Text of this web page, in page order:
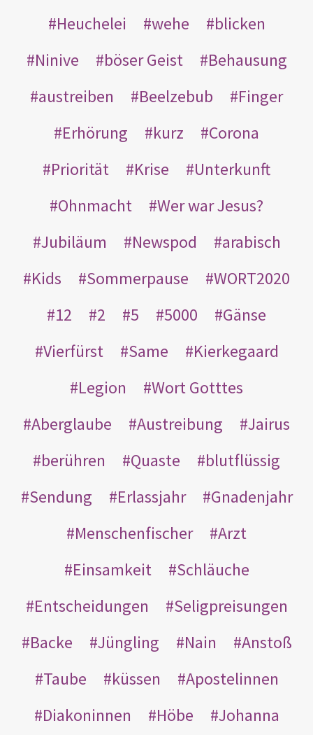
Heuchelei wehe
blicken
Ninive
böser Geist
Behausung
austreiben
Beelzebub
Finger
Erhörung
kurz
Corona
Priorität
Krise
Unterkunft
Ohnmacht
Wer war Jesus?
Jubiläum
Newspod
arabisch
Kids
Sommerpause
WORT2020
12
2 5 5000
Gänse
Vierfürst
Same
Kierkegaard
Legion
Wort Gotttes
Aberglaube
Austreibung
Jairus
berühren
Quaste
blutflüssig
Sendung
Erlassjahr
Gnadenjahr
Menschenfischer
Arzt
Einsamkeit
Schläuche
Entscheidungen
Seligpreisungen
Backe
Jüngling Nain
Anstoß
Taube
küssen
Apostelinnen
Diakoninnen
Höbe
Johanna